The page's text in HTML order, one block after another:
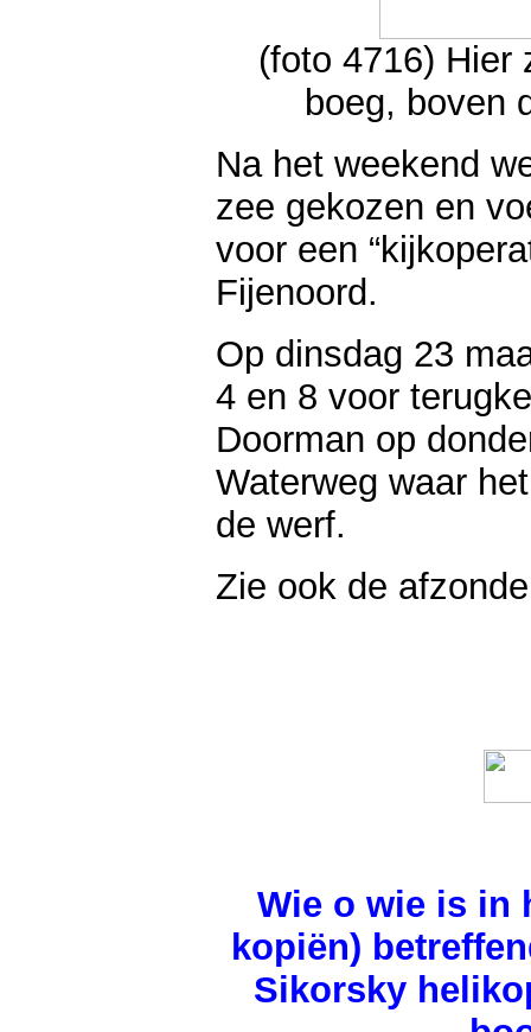
(foto 4716) Hier
boeg, boven
Na het weekend
zee gekozen en
voor een
Fijenoord.
Op dinsdag 23
4 en 8 voor
Doorman op
Waterweg waar
de werf.
Zie ook de
Wie o wie is in
kopiën)
Sikorsky